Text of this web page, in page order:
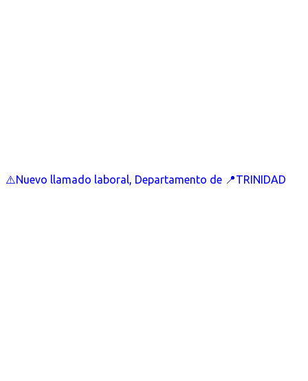
⚠️Nuevo llamado laboral, Departamento de 📍TRINIDAD